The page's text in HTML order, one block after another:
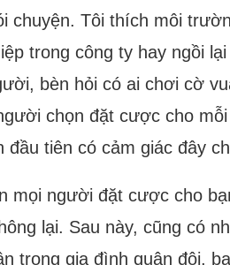
chuyện. Tôi thích môi
trong công ty hay ngồi
bèn hỏi có ai chơi cờ
chọn đặt cược cho
tiên có cảm giác đây
mọi người đặt cược cho
lại. Sau này, cũng có
trong gia đình quân đội,